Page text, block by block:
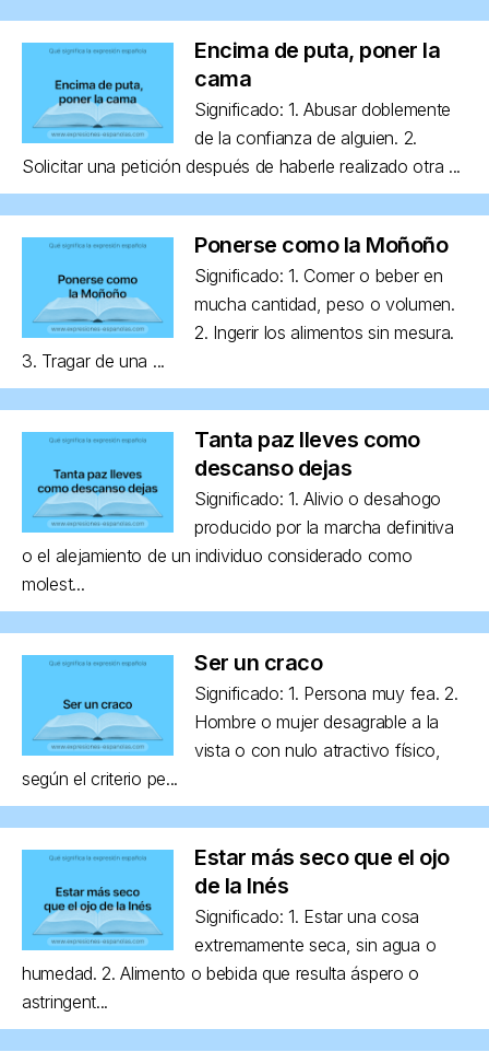
Encima de puta, poner la
cama
Significado: 1. Abusar doblemente
de la confianza de alguien. 2.
Solicitar una petición después de haberle realizado otra ...
Ponerse como la Moñoño
Significado: 1. Comer o beber en
mucha cantidad, peso o volumen.
2. Ingerir los alimentos sin mesura.
3. Tragar de una ...
Tanta paz lleves como
descanso dejas
Significado: 1. Alivio o desahogo
producido por la marcha definitiva
o el alejamiento de un individuo considerado como
molest...
Ser un craco
Significado: 1. Persona muy fea. 2.
Hombre o mujer desagrable a la
vista o con nulo atractivo físico,
según el criterio pe...
Estar más seco que el ojo
de la Inés
Significado: 1. Estar una cosa
extremamente seca, sin agua o
humedad. 2. Alimento o bebida que resulta áspero o
astringent...